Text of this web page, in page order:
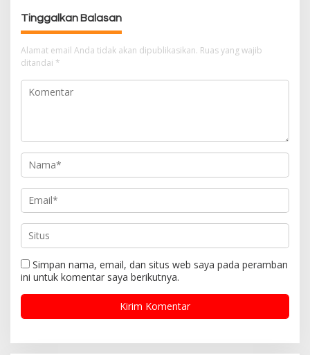
p
o
s
Tinggalkan Balasan
Alamat email Anda tidak akan dipublikasikan. Ruas yang wajib
ditandai *
Simpan nama, email, dan situs web saya pada peramban
ini untuk komentar saya berikutnya.